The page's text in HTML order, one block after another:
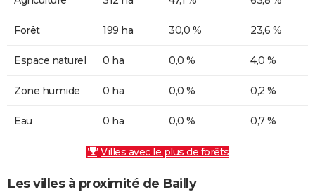
Forêt 199 ha 30,0 % 23,6 %
Espace naturel 0 ha 0,0 % 4,0 %
Zone humide 0 ha 0,0 % 0,2 %
Eau 0 ha 0,0 % 0,7 %
Villes avec le plus de forêts
Les villes à proximité de Bailly